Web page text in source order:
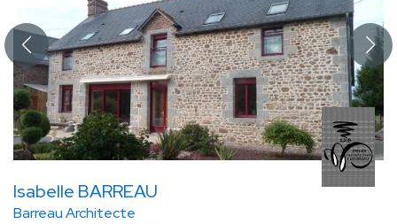
Isabelle BARREAU
Barreau Architecte